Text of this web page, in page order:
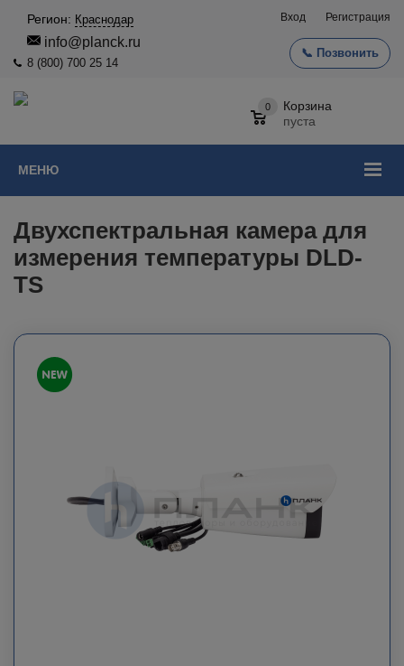
Регион: Краснодар
info@planck.ru
8 (800) 700 25 14
📞 Позвонить
Вход Регистрация
МЕНЮ
0
Корзина
пуста
Двухспектральная камера для
измерения температуры DLD-
TS